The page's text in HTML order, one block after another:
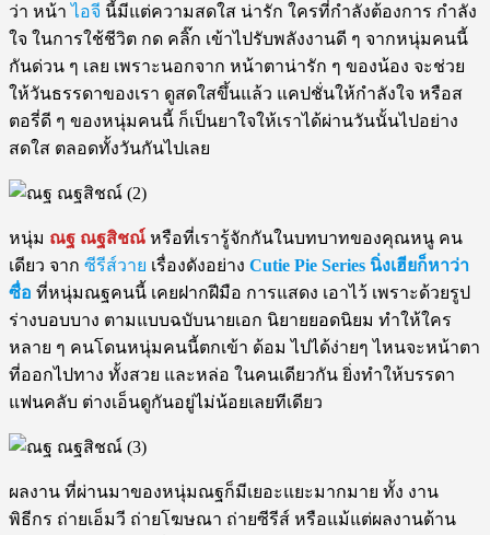
ว่า หน้าไอจี นี้มีแต่ความสดใส น่ารัก ใครที่กำลังต้องการ กำลัง
ใจ ในการใช้ชีวิต กด คลิ๊ก เข้าไปรับพลังงานดี ๆ จากหนุ่มคนนี้
กันด่วน ๆ เลย เพราะนอกจาก หน้าตาน่ารัก ๆ ของน้อง จะช่วย
ให้วันธรรดาของเรา ดูสดใสขึ้นแล้ว แคปชั่นให้กำลังใจ หรือส
ตอรี่ดี ๆ ของหนุ่มคนนี้ ก็เป็นยาใจให้เราได้ผ่านวันนั้นไปอย่าง
สดใส ตลอดทั้งวันกันไปเลย
หนุ่ม ณฐ ณฐสิชณ์ หรือที่เรารู้จักกันในบทบาทของคุณหนู คน
เดียว จาก ซีรีส์วาย เรื่องดังอย่าง Cutie Pie Series นิ่งเฮียก็หาว่า
ซื่อ ที่หนุ่มณฐคนนี้ เคยฝากฝีมือ การแสดง เอาไว้ เพราะด้วยรูป
ร่างบอบบาง ตามแบบฉบับนายเอก นิยายยอดนิยม ทำให้ใคร
หลาย ๆ คนโดนหนุ่มคนนี้ตกเข้า ด้อม ไปได้ง่ายๆ ไหนจะหน้าตา
ที่ออกไปทาง ทั้งสวย และหล่อ ในคนเดียวกัน ยิ่งทำให้บรรดา
แฟนคลับ ต่างเอ็นดูกันอยู่ไม่น้อยเลยทีเดียว
ผลงาน ที่ผ่านมาของหนุ่มณฐก็มีเยอะแยะมากมาย ทั้ง งาน
พิธีกร ถ่ายเอ็มวี ถ่ายโฆษณา ถ่ายซีรีส์ หรือแม้แต่ผลงานด้าน